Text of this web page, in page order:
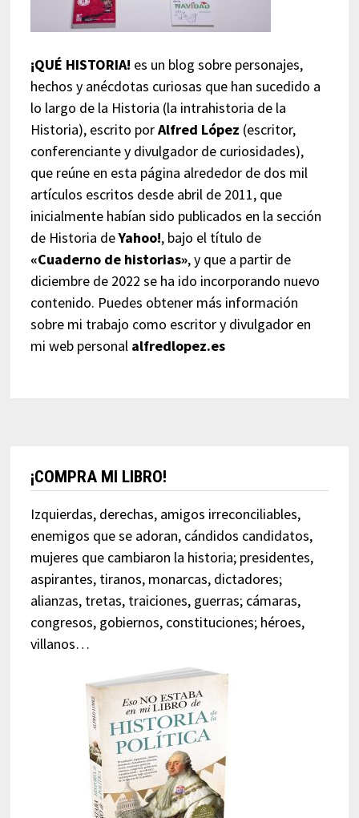
¡QUÉ HISTORIA! es un blog sobre personajes,
hechos y anécdotas curiosas que han sucedido a
lo largo de la Historia (la intrahistoria de la
Historia), escrito porAlfred López (escritor,
conferenciante y divulgador de curiosidades),
que reúne en esta página alrededor de dos mil
artículos escritos desde abril de 2011, que
inicialmente habían sido publicados en la sección
de Historia deYahoo!, bajo el título de
«Cuaderno de historias», y que a partir de
diciembre de 2022 se ha ido incorporando nuevo
contenido. Puedes obtener más información
sobre mi trabajo como escritor y divulgador en
mi web personal alfredlopez.es
¡COMPRA MI LIBRO!
Izquierdas, derechas, amigos irreconciliables,
enemigos que se adoran, cándidos candidatos,
mujeres que cambiaron la historia; presidentes,
aspirantes, tiranos, monarcas, dictadores;
alianzas, tretas, traiciones, guerras; cámaras,
congresos, gobiernos, constituciones; héroes,
villanos…